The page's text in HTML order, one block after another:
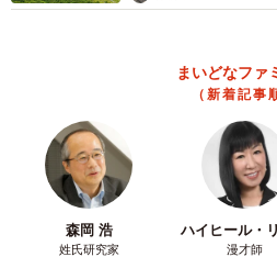
まいどなファ
（新着記事
森岡 浩
姓氏研究家
ハイヒール・
漫才師